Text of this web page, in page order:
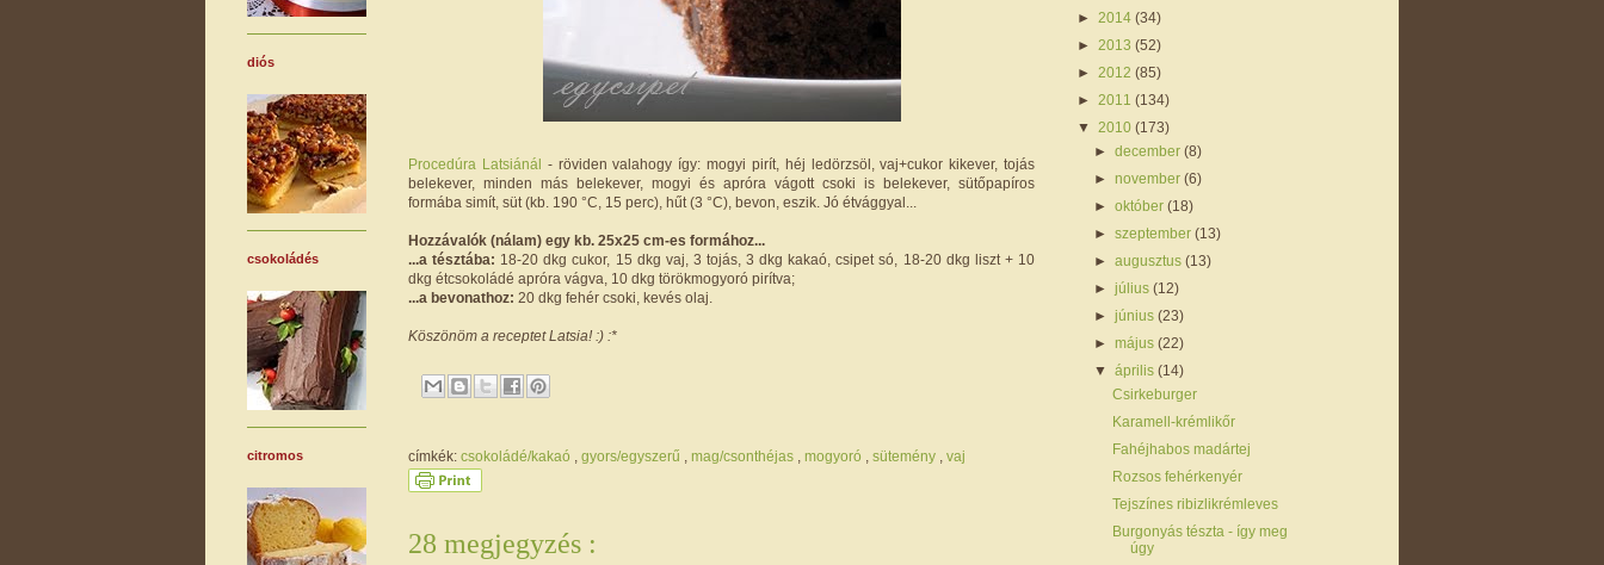
Procedúra Latsiánál - röviden valahogy így: mogyi pirít, héj ledörzsöl, vaj+cukor kikever, tojás
belekever, minden más belekever, mogyi és apróra vágott csoki is belekever, sütőpapíros
formába simít, süt (kb. 190 °C, 15 perc), hűt (3 °C), bevon, eszik. Jó étvággyal...
Hozzávalók (nálam) egy kb. 25x25 cm-es formához...
...a tésztába: 18-20 dkg cukor, 15 dkg vaj, 3 tojás, 3 dkg kakaó, csipet só, 18-20 dkg liszt + 10
dkg étcsokoládé apróra vágva, 10 dkg törökmogyoró pirítva;
...a bevonathoz: 20 dkg fehér csoki, kevés olaj.
Köszönöm a receptet Latsia! :) :*
címkék: csokoládé/kakaó gyors/egyszerű mag/csonthéjas mogyoró sütemény vaj
28 megjegyzés :
diós
csokoládés
citromos
► 2014 (34)
► 2013 (52)
► 2012 (85)
► 2011 (134)
▼ 2010 (173)
►december(8)
►november(6)
►október(18)
►szeptember(13)
►augusztus(13)
►július(12)
►június(23)
►május(22)
▼április(14)
Csirkeburger
Karamell-krémlikőr
Fahéjhabos madártej
Rozsos fehérkenyér
Tejszínes ribizlikrémleves
Burgonyás tészta - így meg
úgy